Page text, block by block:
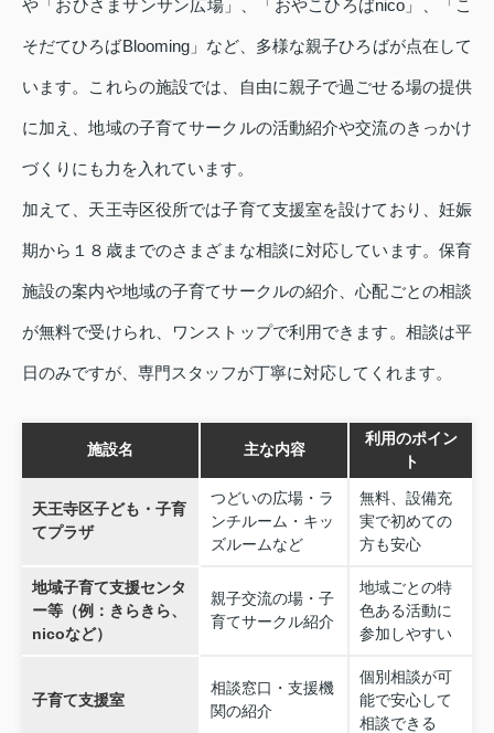
や「おひさまサンサン広場」、「おやこひろばnico」、「こ
そだてひろばBlooming」など、多様な親子ひろばが点在して
います。これらの施設では、自由に親子で過ごせる場の提供
に加え、地域の子育てサークルの活動紹介や交流のきっかけ
づくりにも力を入れています。
加えて、天王寺区役所では子育て支援室を設けており、妊娠
期から１８歳までのさまざまな相談に対応しています。保育
施設の案内や地域の子育てサークルの紹介、心配ごとの相談
が無料で受けられ、ワンストップで利用できます。相談は平
日のみですが、専門スタッフが丁寧に対応してくれます。
施設名 主な内容
利用のポイン
ト
天王寺区子ども・子育
てプラザ
つどいの広場・ラ
ンチルーム・キッ
ズルームなど
無料、設備充
実で初めての
方も安心
地域子育て支援センタ
ー等（例：きらきら、
nicoなど）
親子交流の場・子
育てサークル紹介
地域ごとの特
色ある活動に
参加しやすい
子育て支援室
相談窓口・支援機
関の紹介
個別相談が可
能で安心して
相談できる